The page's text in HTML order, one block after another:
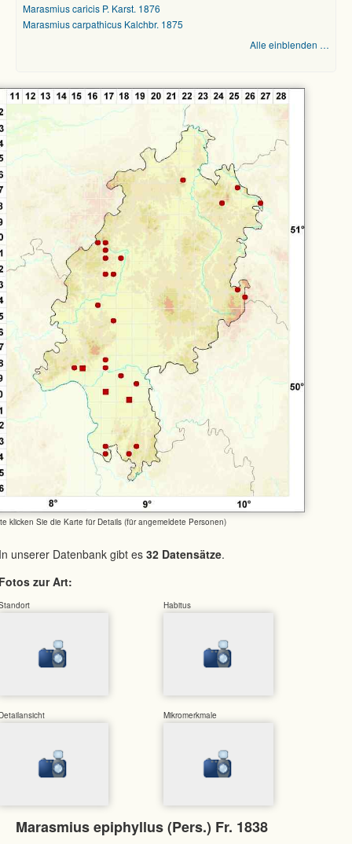
Marasmius caricis P. Karst. 1876
Marasmius carpathicus Kalchbr. 1875
Alle einblenden …
klicken Sie die Karte für Details (für angemeldete Personen)
unserer Datenbank gibt es 32 Datensätze.
zur Art:
Habitus
Mikromerkmale
Marasmius epiphyllus (Pers.) Fr. 1838